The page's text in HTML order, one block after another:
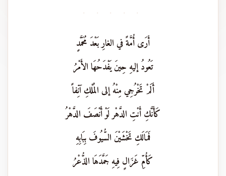
· · · · ·
أَرَى أُمَّةً في الغارِ بَعْدَ مُحَمَّدٍ
تَعُودُ إليهِ حِينَ يَفْدَحُهَا الأَمْرُ
أَلَمْ تَخْرُجِي مِنْهُ إلى المُلْكِ آنِفاً
كَأَنَّكِ أَنْتِ الدَّهْر لَوْ أَنْصَفَ الدَّهْرُ
فَمَالَكِ تَخْشَيْنَ السُّيُوفَ بِبَابِهِ
كَأُمِّ غَزَالٍ فِيهِ جَمَّدَهَا الذُّعْرُ